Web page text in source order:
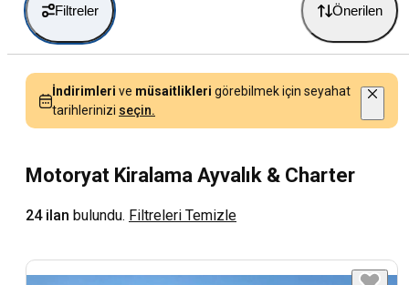
Filtreler Önerilen
İndirimleri ve müsaitlikleri görebilmek için seyahat
tarihlerinizi seçin.
Motoryat Kiralama Ayvalık & Charter
24 ilan bulundu. Filtreleri Temizle